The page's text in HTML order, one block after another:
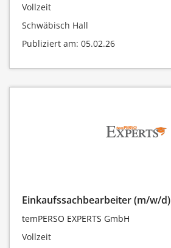
Vollzeit
Schwäbisch Hall
Publiziert am: 05.02.26
Einkaufssachbearbeiter (m/w/d)
temPERSO EXPERTS GmbH
Vollzeit